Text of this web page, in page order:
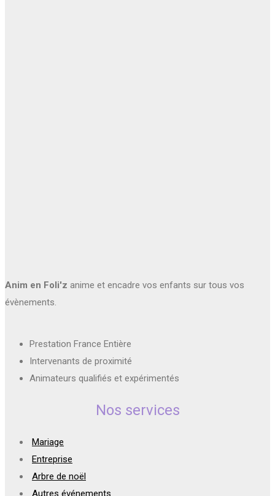
Anim en Foli'z anime et encadre vos enfants sur tous vos
évènements.
Prestation France Entière
Intervenants de proximité
Animateurs qualifiés et expérimentés
Nos services
Mariage
Entreprise
Arbre de noël
Autres événements